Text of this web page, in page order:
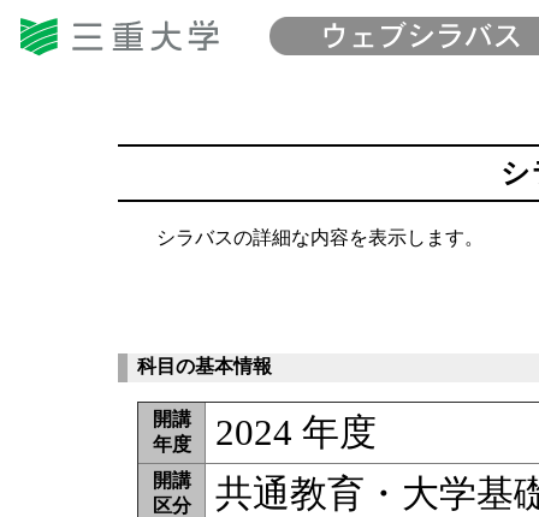
シ
シラバスの詳細な内容を表示します。
科目の基本情報
開講
年度
2024 年度
開講
区分
共通教育・大学基